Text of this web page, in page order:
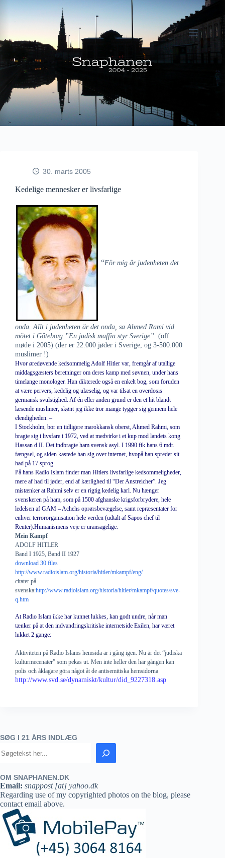
30. marts 2005
Kedelige mennesker er livsfarlige
“För mig är judenheten det
onda. Allt i judenheten är det onda, sa Ahmed Rami vid
mötet i Göteborg.”En judisk maffia styr Sverige”. (off
møde i 2005) (der er 22.000 jøder i Sverige, og 3-500.000
muslimer !)
Hvor øredøvende kedsommelig Adolf Hitler var, fremgår af utallige
middagsgæsters beretninger om deres kamp med søvnen, under hans
timelange monologer. Han dikterede også en enkelt bog, som foruden
at være pervers, kedelig og ulæselig, og var tilsat en overdosis
germansk svulstighed. Af én eller anden grund er den et hit blandt
læsende muslimer, skønt jeg ikke tror mange tygger sig gennem hele
elendigheden. –
I Stockholm, bor en tidligere marokkansk oberst, Ahmed Rahmi, som
bragte sig i livsfare i 1972, ved at medvirke i et kup mod landets kong
Hassan d.II. Det indbragte ham svensk asyl. I 1990 fik hans 6 mdr.
fængsel, og siden kastede han sig over internet, hvopå han spreder sit
had på 17 sprog.
På hans Radio Islam finder man Hitlers livsfarlige kedsommeligheder,
mere af had til jøder, end af kærlighed til “Der Anstreicher”. Jeg
mistænker at Rahmi selv er en rigtig kedelig karl. Nu hænger
svenskeren på ham, som på 1500 afghanske krigsforbrydere, hele
ledelsen af GAM – Achehs oprørsbevægelse, samt repræsentater for
enhver terrororganisation hele verden (udtalt af Säpos chef til
Reuter).Humanismens veje er uransagelige.
Mein Kampf
ADOLF HITLER
Band I 1925, Band II 1927
download 30 files
http://www.radioislam.org/historia/hitler/mkampf/eng/
citater på
svenska:http://www.radioislam.org/historia/hitler/mkampf/quotes/sve-
q.htm
At Radio Islam ikke har kunnet lukkes, kan godt undre, når man
tænker på at den indvandringskritiske internetside Exilen, har været
lukket 2 gange:
Aktiviteten på Radio Islams hemsida är i gång igen. Nu är det “judiska
kulturmecenater” som pekas ut. Men inte heller den här gången kan
polis och åklagare göra något åt de antisemitiska hemsidorna
http://www.svd.se/dynamiskt/kultur/did_9227318.asp
SØG I 21 ÅRS INDLÆG
OM SNAPHANEN.DK
Email: snappost [at] yahoo.dk
Regarding use of my copyrighted photos on the blog, please
contact email above.